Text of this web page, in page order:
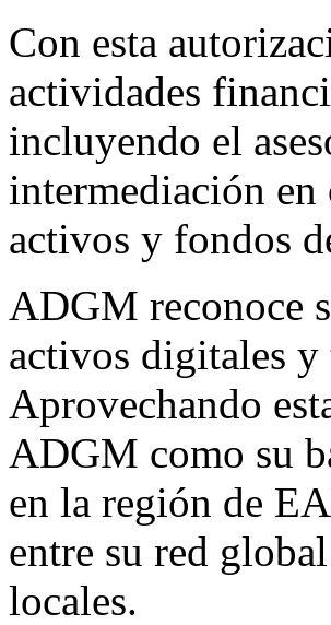
Con esta
actividades
incluyendo el
intermediación en
activos y fondos
ADGM reconoce
activos digitales y
Aprovechando
ADGM como su
en la región de
entre su red
locales.